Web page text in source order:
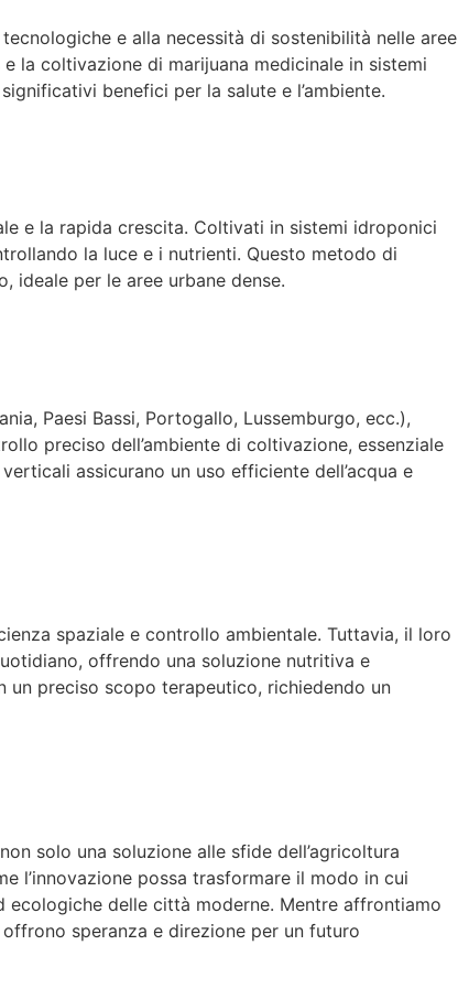
e alla necessità di sostenibilità nelle aree
la coltivazione di marijuana medicinale in sistemi
benefici per la salute e l’ambiente.
e la rapida crescita. Coltivati in sistemi idroponici
la luce e i nutrienti. Questo metodo di
per le aree urbane dense.
Paesi Bassi, Portogallo, Lussemburgo, ecc.),
preciso dell’ambiente di coltivazione, essenziale
assicurano un uso efficiente dell’acqua e
spaziale e controllo ambientale. Tuttavia, il loro
offrendo una soluzione nutritiva e
un preciso scopo terapeutico, richiedendo un
solo una soluzione alle sfide dell’agricoltura
l’innovazione possa trasformare il modo in cui
delle città moderne. Mentre affrontiamo
speranza e direzione per un futuro